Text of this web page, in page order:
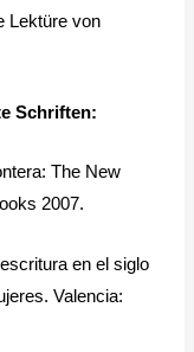
Lektüre von
Schriften:
The New
2007.
en el siglo
Valencia: